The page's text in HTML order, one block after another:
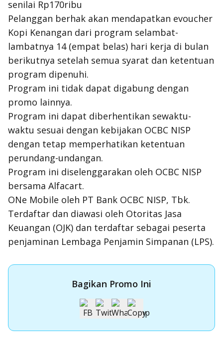
senilai Rp170ribu
Pelanggan berhak akan mendapatkan evoucher
Kopi Kenangan dari program selambat-
lambatnya 14 (empat belas) hari kerja di bulan
berikutnya setelah semua syarat dan ketentuan
program dipenuhi.
Program ini tidak dapat digabung dengan
promo lainnya.
Program ini dapat diberhentikan sewaktu-
waktu sesuai dengan kebijakan OCBC NISP
dengan tetap memperhatikan ketentuan
perundang-undangan.
Program ini diselenggarakan oleh OCBC NISP
bersama Alfacart.
ONe Mobile oleh PT Bank OCBC NISP, Tbk.
Terdaftar dan diawasi oleh Otoritas Jasa
Keuangan (OJK) dan terdaftar sebagai peserta
penjaminan Lembaga Penjamin Simpanan (LPS).
Bagikan Promo Ini
Apply Kartu Kredit OCBC NISP